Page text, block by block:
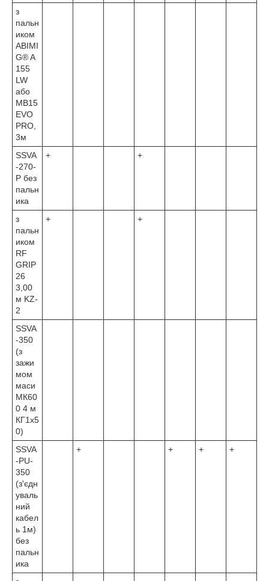
з
пальн
иком
ABIMI
G® A
155
LW
або
MB15
EVO
PRO,
3м
SSVA
-270-
Р без
пальн
ика
+ +
з
пальн
иком
RF
GRIP
26
3,00
м KZ-
2
+ +
SSVA
-350
(з
зажи
мом
маси
МК60
0 4 м
КГ1х5
0)
SSVA
-PU-
350
(з'єдн
уваль
ний
кабел
ь 1м)
без
пальн
ика
+ + + +